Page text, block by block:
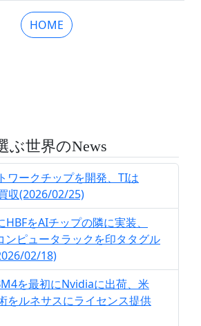
HOME
ぶ世界のNews
ワークチップを開発、TIは
収(2026/02/25)
をAIチップの隣に実装、
ンピュータラックを印タタグル
02/18)
を最初にNvidiaに出荷、米
をルネサスにライセンス提供